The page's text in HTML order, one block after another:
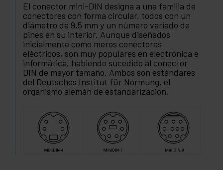
El conector mini-DIN designa a una familia de
conectores con forma circular, todos con un
diámetro de 9,5 mm y un número variado de
pines en su interior. Aunque diseñados
inicialmente como meros conectores
eléctricos, son muy populares en electrónica e
informática, habiendo sucedido al conector
DIN de mayor tamaño. Ambos son estándares
del Deutsches Institut für Normung, el
organismo alemán de estandarización.